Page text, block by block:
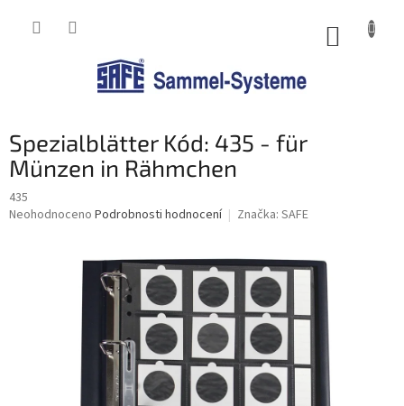
Spezialblätter Kód: 435 - für
Münzen in Rähmchen
435
Průměrné
Neohodnoceno Podrobnosti hodnocení Značka: SAFE